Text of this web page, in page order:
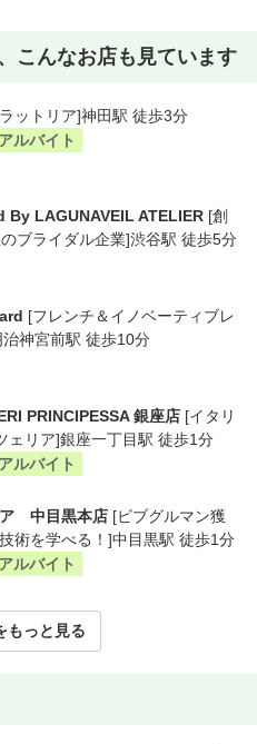
こんなお店も見ています
ットリア]神田駅 徒歩3分
アルバイト
By LAGUNAVEIL ATELIER [創
ブライダル企業]渋谷駅 徒歩5分
[フレンチ＆イノベーティブレ
治神宮前駅 徒歩10分
PRINCIPESSA 銀座店 [イタリ
ェリア]銀座一丁目駅 徒歩1分
アルバイト
中目黒本店 [ビブグルマン獲
術を学べる！]中目黒駅 徒歩1分
アルバイト
もっと見る